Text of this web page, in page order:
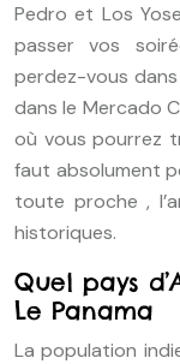
Pedro et Los
passer vos
perdez-vous dans
dans le Mercado
où vous pourrez
faut absolument
toute proche ,
historiques.
Quel pays
Le Panama
La population